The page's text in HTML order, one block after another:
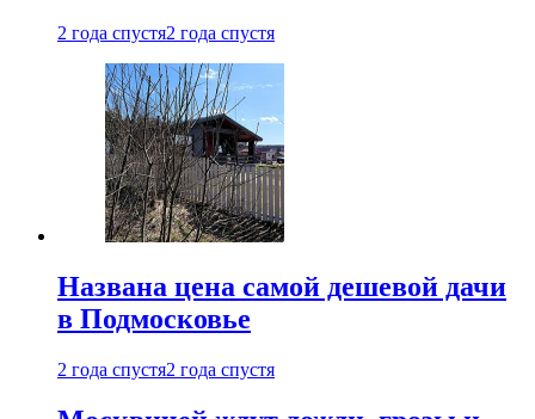
2 года спустя2 года спустя
Названа цена самой дешевой дачи
в Подмосковье
2 года спустя2 года спустя